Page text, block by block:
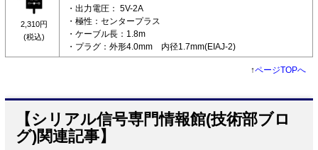
2,310円
(税込)
・出力電圧： 5V-2A
・極性：センタープラス
・ケーブル長：1.8m
・プラグ：外形4.0mm 内径1.7mm(EIAJ-2)
↑ページTOPへ
【シリアル信号専門情報館(技術部ブロ
グ)関連記事】